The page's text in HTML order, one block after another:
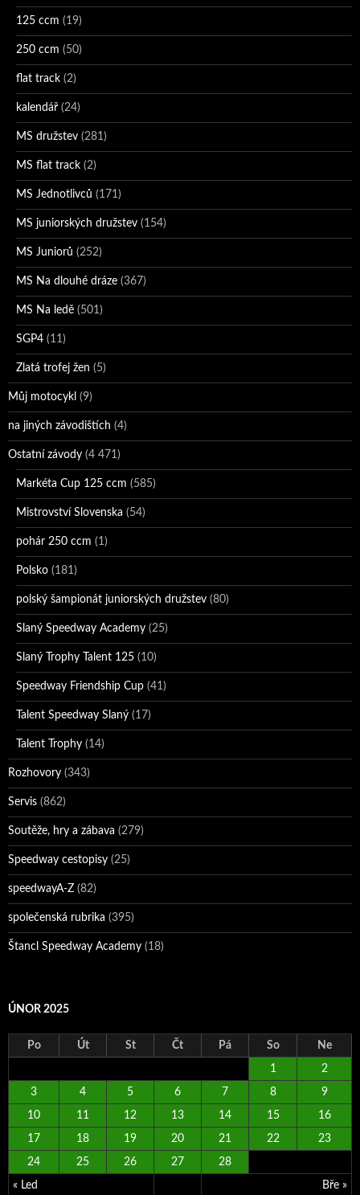
125 ccm (19)
250 ccm (50)
flat track (2)
kalendář (24)
MS družstev (281)
MS flat track (2)
MS Jednotlivců (171)
MS juniorských družstev (154)
MS Juniorů (252)
MS Na dlouhé dráze (367)
MS Na ledě (501)
SGP4 (11)
Zlatá trofej žen (5)
Můj motocykl (9)
na jiných závodištích (4)
Ostatní závody (4 471)
Markéta Cup 125 ccm (585)
Mistrovství Slovenska (54)
pohár 250 ccm (1)
Polsko (181)
polský šampionát juniorských družstev (80)
Slaný Speedway Academy (25)
Slaný Trophy Talent 125 (10)
Speedway Friendship Cup (41)
Talent Speedway Slaný (17)
Talent Trophy (14)
Rozhovory (343)
Servis (862)
Soutěže, hry a zábava (279)
Speedway cestopisy (25)
speedwayA-Z (82)
společenská rubrika (395)
Štancl Speedway Academy (18)
ÚNOR 2025
Po Út St Čt Pá So Ne
« Led Bře »
1 2
3 4 5 6 7 8 9
10 11 12 13 14 15 16
17 18 19 20 21 22 23
24 25 26 27 28